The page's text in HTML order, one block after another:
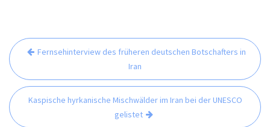
Beitrags-
Navigation
Fernsehinterview des früheren deutschen Botschafters in
Iran
Kaspische hyrkanische Mischwälder im Iran bei der UNESCO
gelistet